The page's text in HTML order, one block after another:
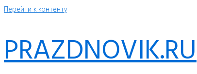
Перейти к контенту
PRAZDNOVIK.RU